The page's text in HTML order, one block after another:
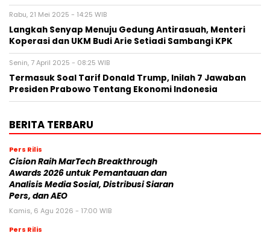
Rabu, 21 Mei 2025 - 14:25 WIB
Langkah Senyap Menuju Gedung Antirasuah, Menteri
Koperasi dan UKM Budi Arie Setiadi Sambangi KPK
Senin, 7 April 2025 - 08:25 WIB
Termasuk Soal Tarif Donald Trump, Inilah 7 Jawaban
Presiden Prabowo Tentang Ekonomi Indonesia
BERITA TERBARU
Pers Rilis
Cision Raih MarTech Breakthrough
Awards 2026 untuk Pemantauan dan
Analisis Media Sosial, Distribusi Siaran
Pers, dan AEO
Kamis, 6 Agu 2026 - 17:00 WIB
Pers Rilis